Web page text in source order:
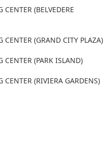
(BELVEDERE
(GRAND CITY PLAZA)
CENTER (PARK ISLAND)
(RIVIERA GARDENS)